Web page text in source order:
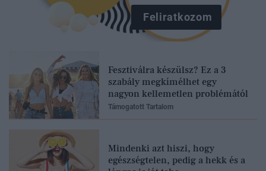
Feliratkozom
Fesztiválra készülsz? Ez a 3
szabály megkímélhet egy
nagyon kellemetlen problémától
Támogatott Tartalom
Mindenki azt hiszi, hogy
egészségtelen, pedig a hekk és a